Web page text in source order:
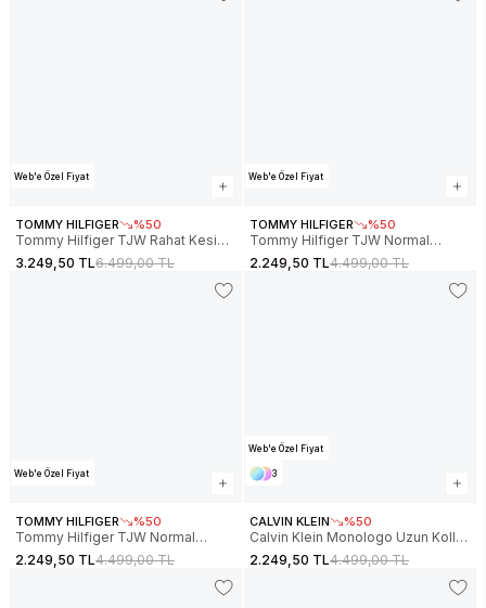
Web'e Özel Fiyat
TOMMY HILFIGER %50
Tommy Hilfiger TJW Rahat Kesim
Parti Bayraklı Kadın Siyah
Sweatshirt DW0DW21605BDS
3.249,50 TL6.499,00 TL
Web'e Özel Fiyat
TOMMY HILFIGER %50
Tommy Hilfiger TJW Normal
Kesim Linear Kapüşonlu Kadın
Siyah Sweatshirt
2.249,50 TL4.499,00 TL
Web'e Özel Fiyat
TOMMY HILFIGER %50
Tommy Hilfiger TJW Normal
Kesim Linear Kapüşonlu Kadın
Beyaz Sweatshirt
2.249,50 TL4.499,00 TL
Web'e Özel Fiyat
3
CALVIN KLEIN %50
Calvin Klein Monologo Uzun Kollu
Rahat Kesim Penye Bisiklet Yaka
Kadın Gri Sweatshirt LV047B234G-
2.249,50 TL4.499,00 TL